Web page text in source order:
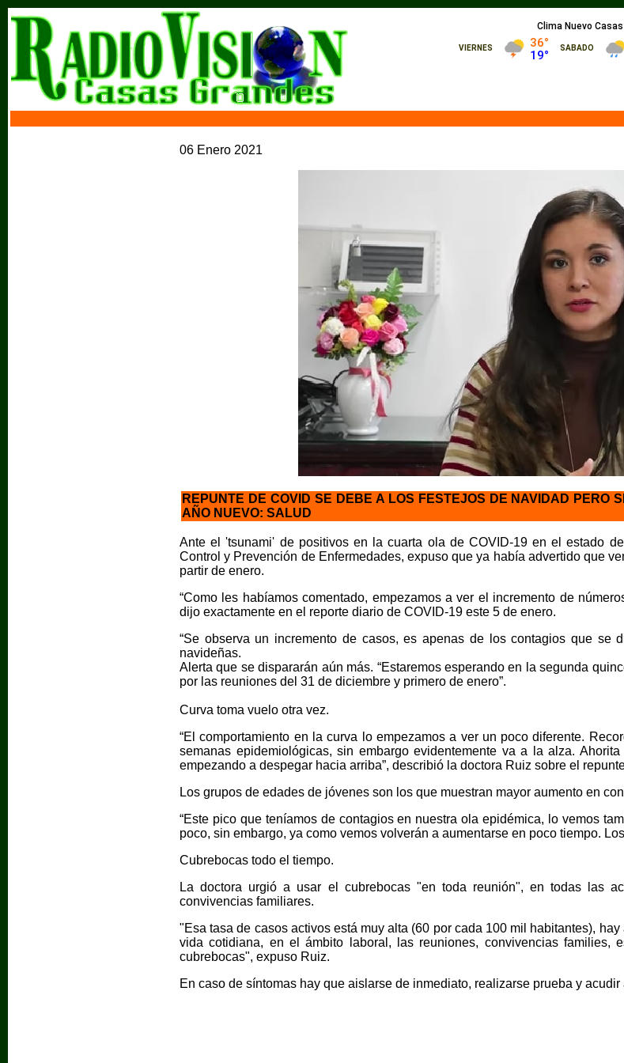
06 Enero 2021
REPUNTE DE COVID SE DEBE A LOS FESTEJOS DE NAVIDAD PERO
AÑO NUEVO: SALUD
Ante el 'tsunami' de positivos en la cuarta ola de COVID-19 en el estado
Control y Prevención de Enfermedades, expuso que ya había advertido que
partir de enero.
“Como les habíamos comentado, empezamos a ver el incremento de
dijo exactamente en el reporte diario de COVID-19 este 5 de enero.
“Se observa un incremento de casos, es apenas de los contagios que se
navideñas.
Alerta que se dispararán aún más. “Estaremos esperando en la segunda
por las reuniones del 31 de diciembre y primero de enero”.
Curva toma vuelo otra vez.
“El comportamiento en la curva lo empezamos a ver un poco diferente.
semanas epidemiológicas, sin embargo evidentemente va a la alza.
empezando a despegar hacia arriba”, describió la doctora Ruiz sobre el
Los grupos de edades de jóvenes son los que muestran mayor aumento en
“Este pico que teníamos de contagios en nuestra ola epidémica, lo vemos
poco, sin embargo, ya como vemos volverán a aumentarse en poco tiempo.
Cubrebocas todo el tiempo.
La doctora urgió a usar el cubrebocas "en toda reunión", en todas las
convivencias familiares.
"Esa tasa de casos activos está muy alta (60 por cada 100 mil habitantes),
vida cotidiana, en el ámbito laboral, las reuniones, convivencias families,
cubrebocas", expuso Ruiz.
En caso de síntomas hay que aislarse de inmediato, realizarse prueba y acudir